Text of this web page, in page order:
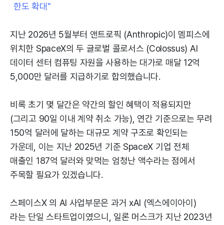
한도 확대"
지난 2026년 5월부터 앤트로픽 (Anthropic)이 멤피스에
위치한 SpaceX의 두 글로벌 콜로서스 (Colossus) AI
데이터 센터 컴퓨팅 자원을 사용하는 대가로 매달 12억
5,000만 달러를 지급하기로 합의했습니다.
비록 초기 몇 달간은 약간의 할인 혜택이 적용되지만
(그리고 90일 이내 계약 취소 가능), 연간 기준으로는 무려
150억 달러에 달하는 대규모 계약 구조로 확인되는
가운데, 이는 지난 2025년 기준 SpaceX 기업 전체
매출인 187억 달러와 맞먹는 엄청난 액수라는 점에서
주목할 필요가 있겠습니다.
스페이스X 의 AI 사업부문은 과거 xAI (엑스에이아이)
라는 단일 스타트업이였으니, 일론 머스크가 지난 2023년